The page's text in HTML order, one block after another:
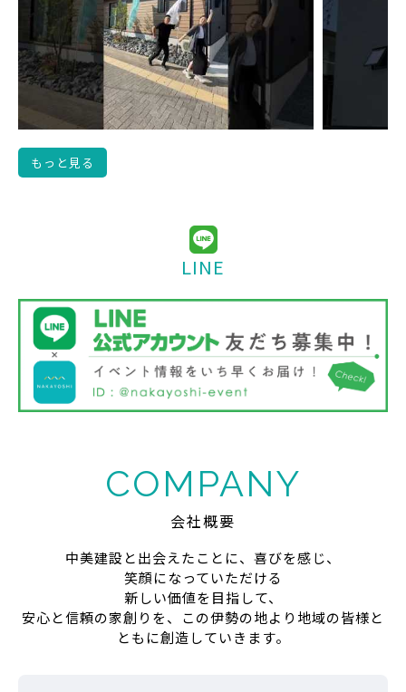
もっと見る
LINE
COMPANY
会社概要
中美建設と出会えたことに、喜びを感じ、
笑顔になっていただける
新しい価値を目指して、
安心と信頼の家創りを、この伊勢の地より地域の皆様と
ともに創造していきます。